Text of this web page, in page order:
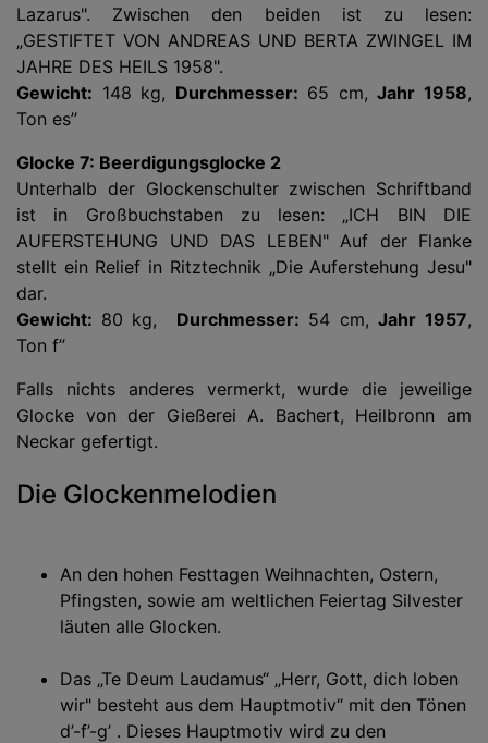
Lazarus". Zwischen den beiden ist zu lesen:
„GESTIFTET VON ANDREAS UND BERTA ZWINGEL IM
JAHRE DES HEILS 1958".
Gewicht: 148 kg, Durchmesser: 65 cm,Jahr 1958,
Ton es’’
Glocke 7: Beerdigungsglocke 2
Unterhalb der Glockenschulter zwischen Schriftband
ist in Großbuchstaben zu lesen: „ICH BIN DIE
AUFERSTEHUNG UND DAS LEBEN" Auf der Flanke
stellt ein Relief in Ritztechnik „Die Auferstehung Jesu"
dar.
Gewicht: 80 kg, Durchmesser: 54 cm,Jahr 1957,
Ton f’’
Falls nichts anderes vermerkt, wurde die jeweilige
Glocke von der Gießerei A. Bachert, Heilbronn am
Neckar gefertigt.
Die Glockenmelodien
An den hohen Festtagen Weihnachten, Ostern,
Pfingsten, sowie am weltlichen Feiertag Silvester
läuten alle Glocken.
Das „Te Deum Laudamus“ „Herr, Gott, dich loben
wir" besteht aus dem Hauptmotiv“ mit den Tönen
d’-f’-g’ . Dieses Hauptmotiv wird zu den